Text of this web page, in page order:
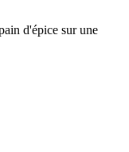
d'épice sur une